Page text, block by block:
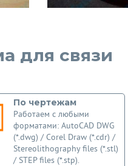
для связи
По чертежам
Работаем с любыми
форматами: AutoCAD DWG
(*.dwg) / Corel Draw (*.cdr) /
Stereolithography files (*.stl)
/ STEP files (*.stp).